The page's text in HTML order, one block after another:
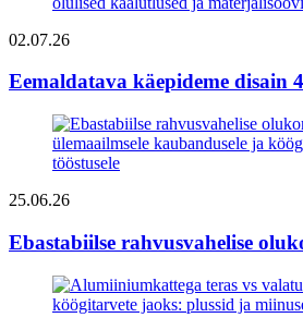
02.07.26
Eemaldatava käepideme disain
25.06.26
Ebastabiilse rahvusvahelise